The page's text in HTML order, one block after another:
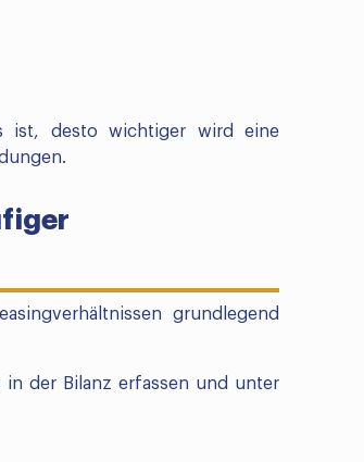
ist, desto wichtiger wird eine
grundlegend
in der Bilanz erfassen und unter